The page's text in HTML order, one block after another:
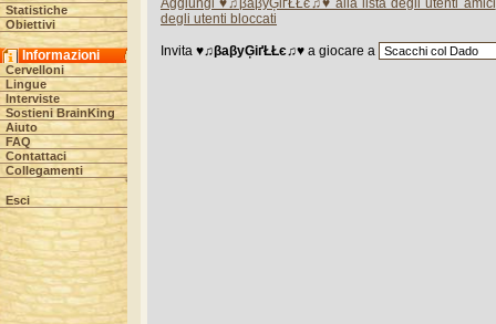
Statistiche
Obiettivi
Informazioni
Cervelloni
Lingue
Interviste
Sostieni BrainKing
Aiuto
FAQ
Contattaci
Collegamenti
Esci
Aggiungi ♥♫βaβyĢіґŁŁє♫♥ alla lista degli utenti amici
degli utenti bloccati
Invita ♥♫βaβyĢіґŁŁє♫♥ a giocare a